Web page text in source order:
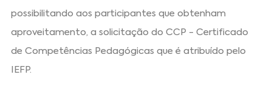
possibilitando aos participantes que obtenham
aproveitamento, a solicitação do CCP - Certificado
de Competências Pedagógicas que é atribuído pelo
IEFP.